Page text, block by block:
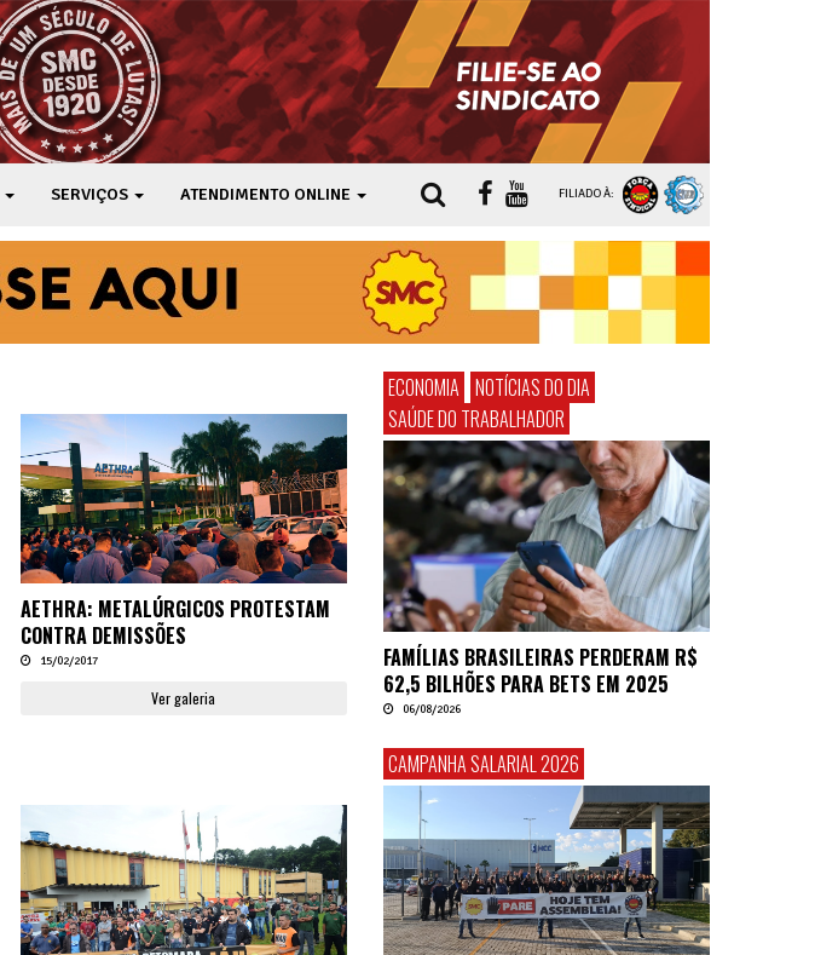
SERVIÇOS ATENDIMENTO ONLINE FILIADO À:
AETHRA: METALÚRGICOS PROTESTAM
CONTRA DEMISSÕES
15/02/2017
Ver galeria
ECONOMIA NOTÍCIAS DO DIA
SAÚDE DO TRABALHADOR
FAMÍLIAS BRASILEIRAS PERDERAM R$
62,5 BILHÕES PARA BETS EM 2025
06/08/2026
CAMPANHA SALARIAL 2026